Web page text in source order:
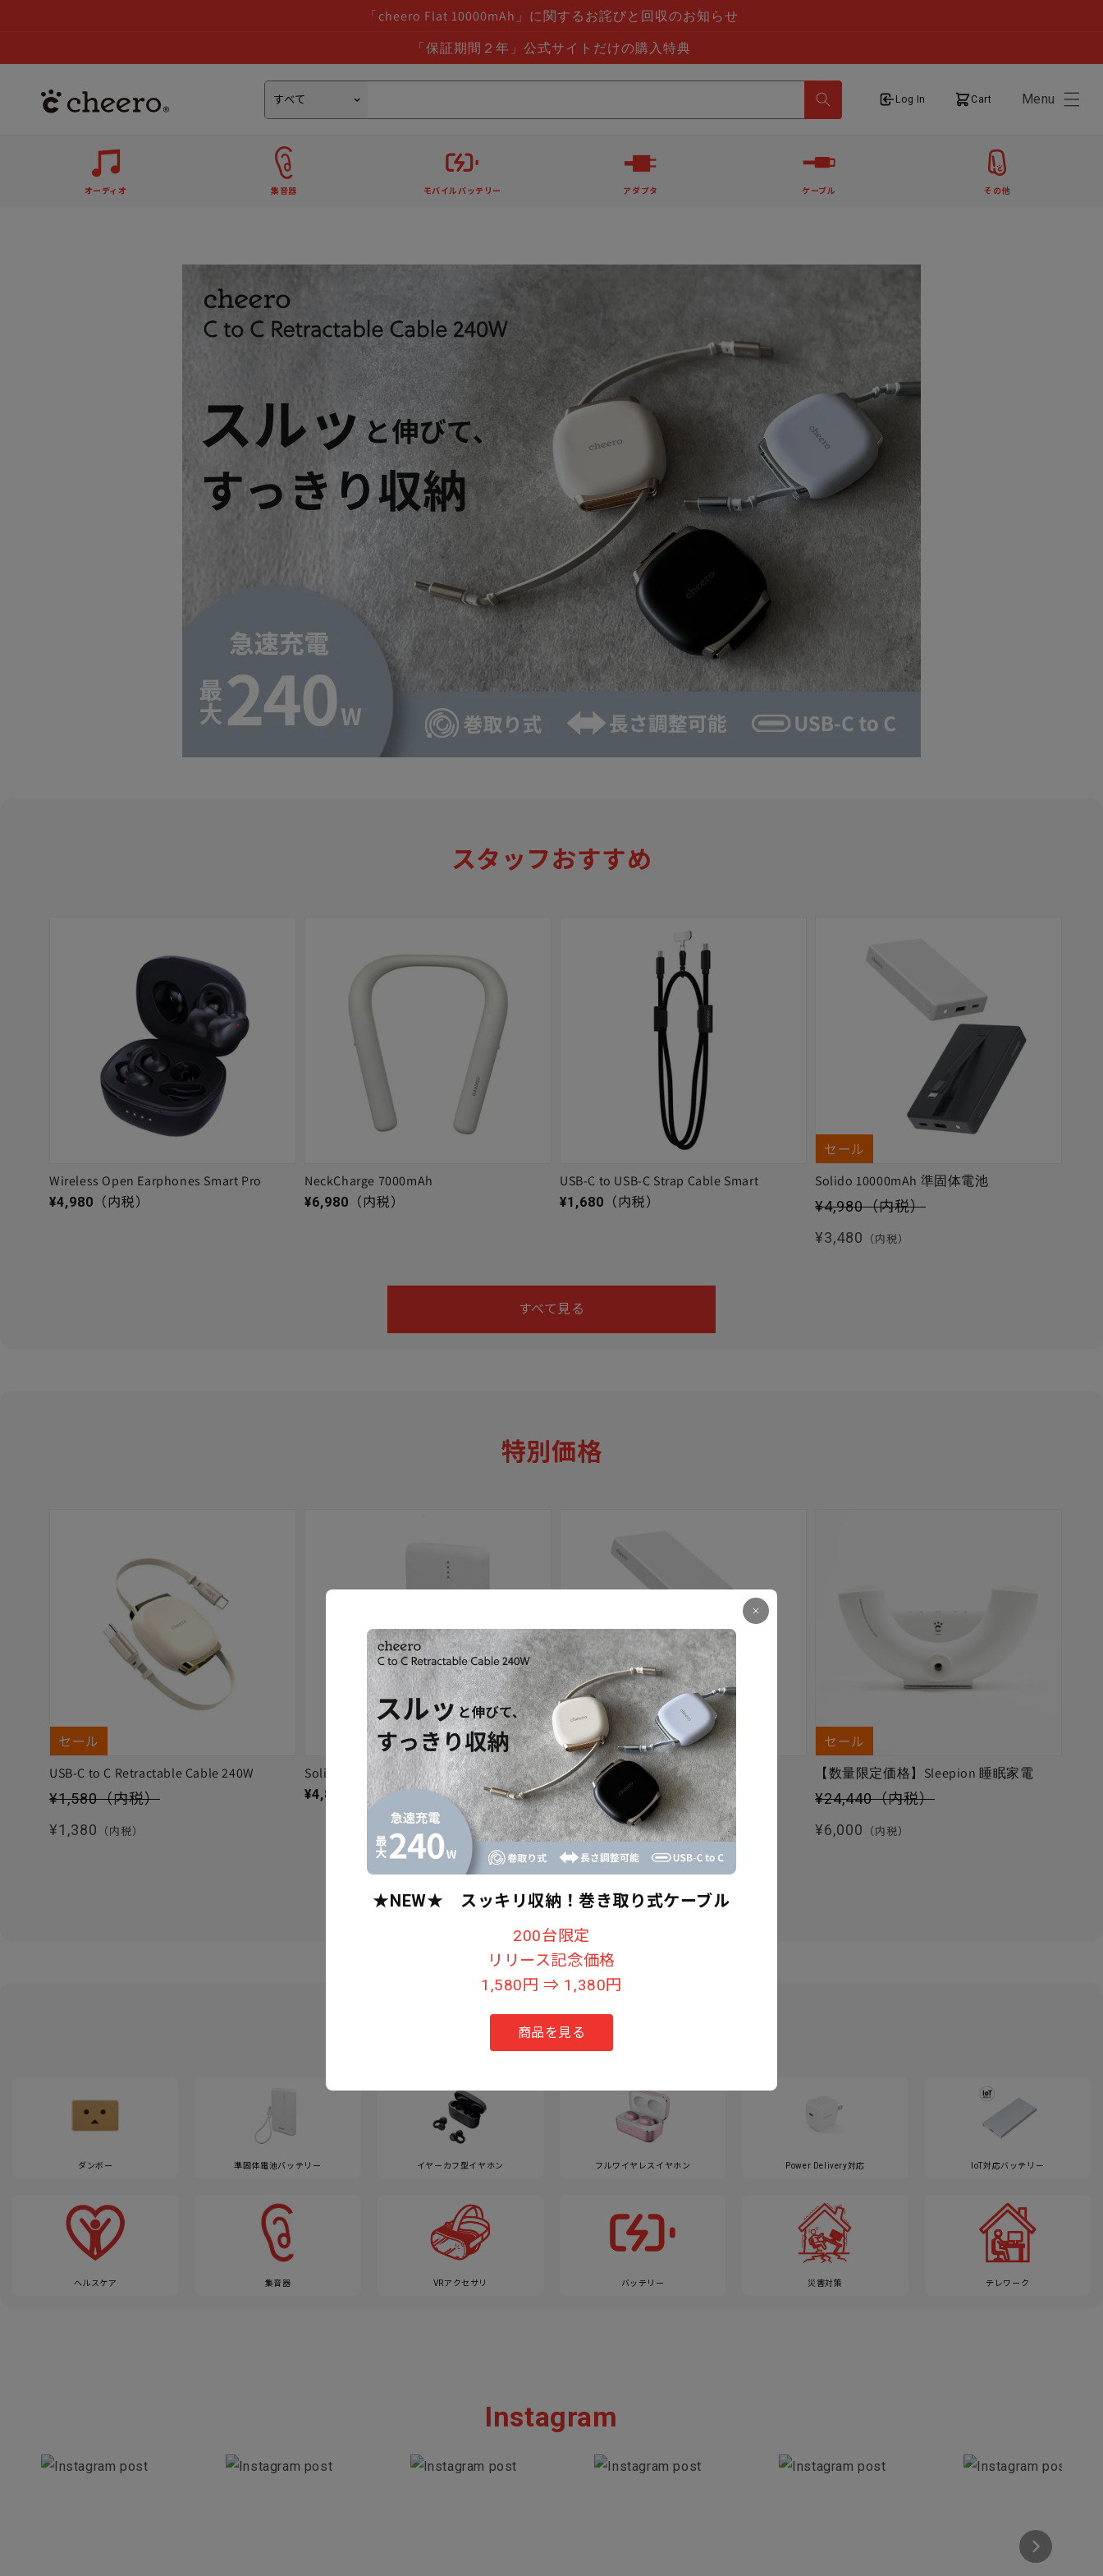
「cheero Flat 10000mAh」に関するお詫びと回収のお知らせ
「保証期間２年」公式サイトだけの購入特典
Log In
ログイン Cart
カート Menu
オーディオ 集音器 モバイルバッテリー アダプタ ケーブル その他
スタッフおすすめ
Wireless Open Earphones Smart Pro
通常価格
¥4,980 （内税）
NeckCharge 7000mAh
通常価格
¥6,980 （内税）
USB-C to USB-C Strap Cable Smart
通常価格
¥1,680 （内税）
セール
Solido 10000mAh 準固体電池
セール価格
¥4,980（内税）
通常価格
¥3,480 （内税）
すべて見る
特別価格
セール
USB-C to C Retractable Cable 240W
セール価格
¥1,580（内税）
通常価格
¥1,380 （内税）
Solitta 10000mAh 準固体電池
通常価格
¥4,880 （内税）
セール
Solido 10000mAh 準固体電池
セール価格
¥4,980 （内税）
通常価格
¥3,480（内税）
セール
【数量限定価格】Sleepion 睡眠家電
セール価格
¥24,440（内税）
通常価格
¥6,000 （内税）
すべて見る
カテゴリー
ダンボー 準固体電池バッテリー イヤーカフ型イヤホン フルワイヤレスイヤホン Power Delivery対応 IoT対応バッテリー
ヘルスケア 集音器 VRアクセサリ バッテリー 災害対策 テレワーク
Instagram
Section description
★NEW★ スッキリ収納！巻き取り式ケーブル
200台限定
リリース記念価格
1,580円 ⇒ 1,380円
商品を見る